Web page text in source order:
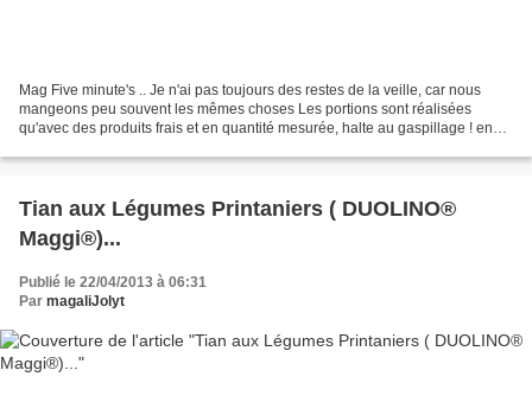
Mag Five minute's .. Je n'ai pas toujours des restes de la veille, car nous
mangeons peu souvent les mêmes choses Les portions sont réalisées
qu'avec des produits frais et en quantité mesurée, halte au gaspillage ! en
Tian aux Légumes Printaniers ( DUOLINO®
Maggi®)...
Publié le 22/04/2013 à 06:31
Par magaliJolyt